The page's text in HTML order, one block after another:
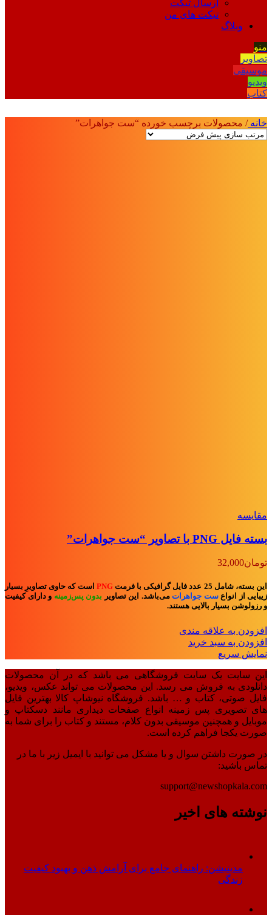
ارسال تیکت
تیکت های من
وبلاگ
منو
تصاویر
موسیقی
ویدیو
کتاب
خانه/ محصولات برچسب خورده “ست جواهرات”
مقايسه
بسته فایل PNG با تصاویر “ست جواهرات”
تومان32,000
این بسته، شامل 25 عدد فایل گرافیکی با فرمت PNG است که حاوی تصاویرِ بسیار
زیبایی از انواعست جواهرات می‌باشد. این تصاویر بدون پس‌زمینه ودارای کیفیت
و رزولوشن بسیار بالایی هستند.
افزودن به علاقه مندی
افزودن به سبد خرید
نمایش سریع
این سایت یک سایت فروشگاهی می باشد که در آن محصولات
دانلودی به فروش می رسد. این محصولات می تواند عکس، ویدیو،
فایل صوتی، کتاب و … باشد. فروشگاه نیوشاپ کالا بهترین فایل
های تصویری پس زمینه انواع صفحات دیداری مانند دسکتاپ و
موبایل و همچنین موسیقی بدون کلام، مستند و کتاب را برای شما به
صورت یکجا فراهم کرده است.
در صورت داشتن سوال و یا مشکل می توانید با ایمیل زیر با ما در
تماس باشید:
support@newshopkala.com
نوشته های اخیر
مدیتیشن: راهنمای جامع برای آرامش ذهن و بهبود کیفیت
زندگی